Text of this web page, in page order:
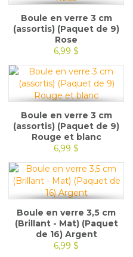
Boule en verre 3 cm
(assortis) (Paquet de 9)
Rose
6,99 $
Boule en verre 3 cm
(assortis) (Paquet de 9)
Rouge et blanc
6,99 $
Boule en verre 3,5 cm
(Brillant - Mat) (Paquet
de 16) Argent
6,99 $